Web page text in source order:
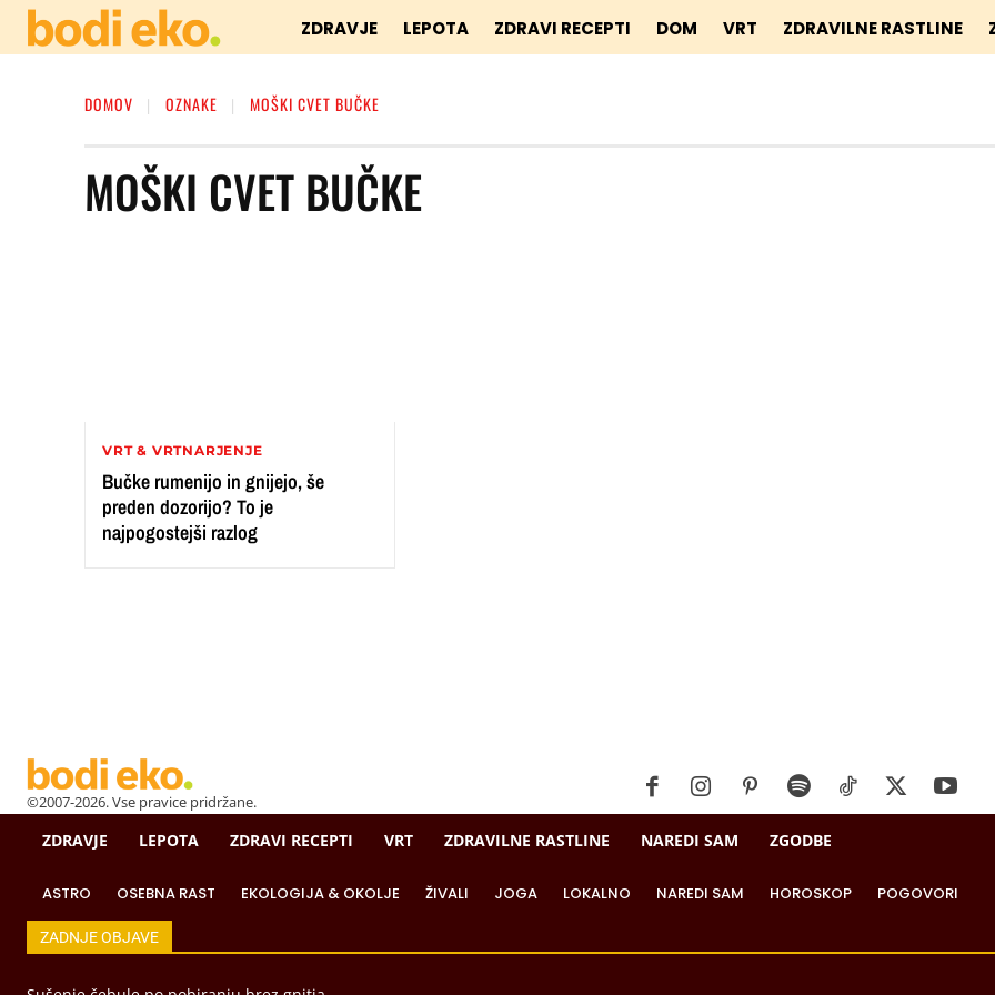
ZDRAVJE LEPOTA ZDRAVI RECEPTI DOM VRT ZDRAVILNE RASTLINE
DOMOV OZNAKE MOŠKI CVET BUČKE
MOŠKI CVET BUČKE
VRT & VRTNARJENJE
Bučke rumenijo in gnijejo, še
preden dozorijo? To je
najpogostejši razlog
©2007-2026. Vse pravice pridržane.
ZDRAVJE LEPOTA ZDRAVI RECEPTI VRT ZDRAVILNE RASTLINE NAREDI SAM ZGODBE
ASTRO OSEBNA RAST EKOLOGIJA & OKOLJE ŽIVALI JOGA LOKALNO NAREDI SAM HOROSKOP POGOVORI
ZADNJE OBJAVE